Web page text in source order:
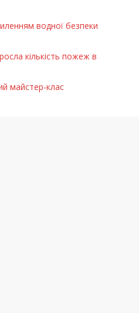
водної безпеки
кількість пожеж в
майстер-клас